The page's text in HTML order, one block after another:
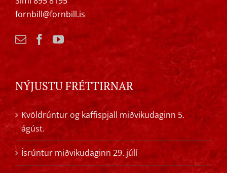
fornbill@fornbill.is
NÝJUSTU FRÉTTIRNAR
Kvöldrúntur og kaffispjall miðvikudaginn 5.
ágúst.
Ísrúntur miðvikudaginn 29. júlí